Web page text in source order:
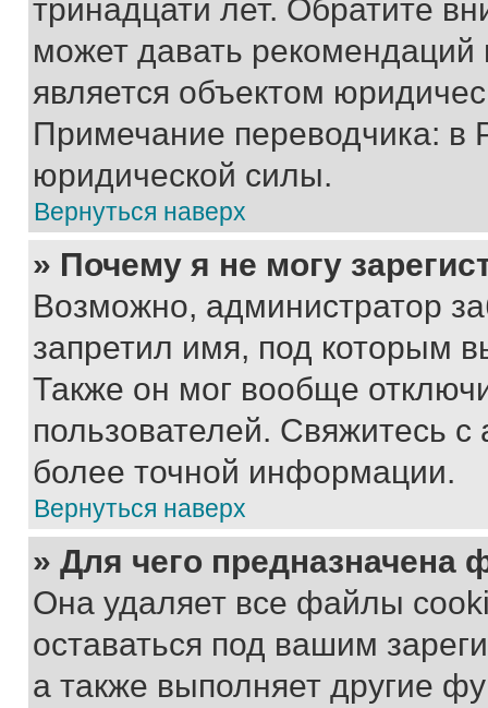
тринадцати лет. Обратите
может давать
является объектом
Примечание переводчика: в
юридической силы.
Вернуться наверх
» Почему я не могу
Возможно, администратор
запретил имя, под которым
Также он мог вообще
пользователей. Свяжитесь
более точной информации.
Вернуться наверх
» Для чего предназначена
Она удаляет все файлы
оставаться под вашим
а также выполняет другие